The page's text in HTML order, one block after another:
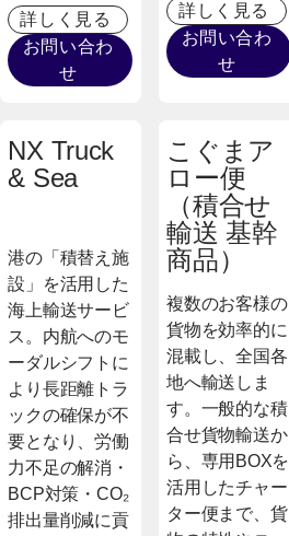
詳しく見る
お問い合わ
せ
詳しく見る
お問い合わ
せ
NX Truck
& Sea
港の「積替え施
設」を活用した
海上輸送サービ
ス。内航へのモ
ーダルシフトに
より長距離トラ
ックの確保が不
要となり、労働
力不足の解消・
BCP対策・CO₂
排出量削減に貢
こぐまア
ロー便
（積合せ
輸送 基幹
商品）
複数のお客様の
貨物を効率的に
混載し、全国各
地へ輸送しま
す。一般的な積
合せ貨物輸送か
ら、専用BOXを
活用したチャー
ター便まで、貨